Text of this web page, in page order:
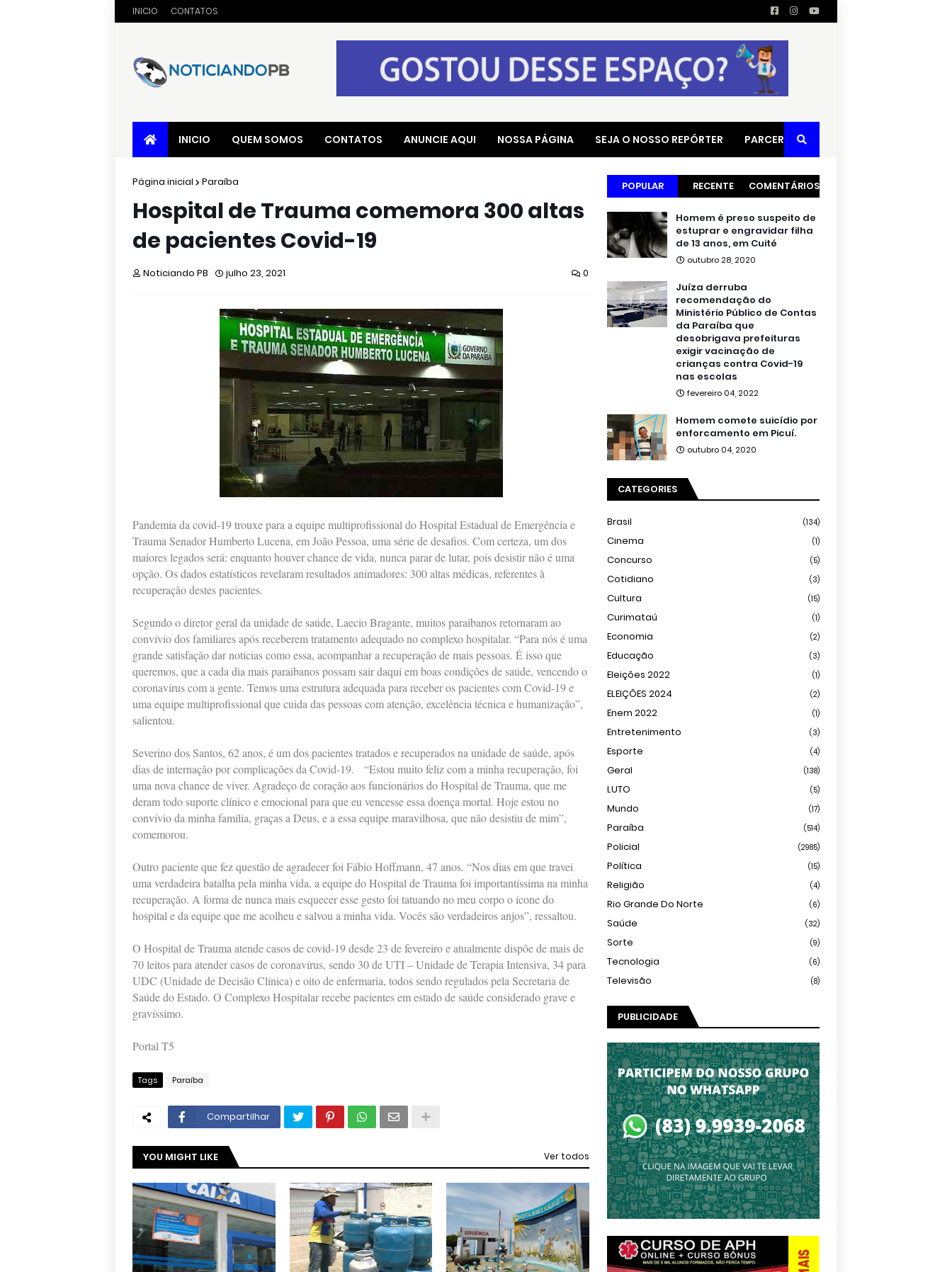
INICIO CONTATOS
INICIO QUEM SOMOS CONTATOS ANUNCIE AQUI NOSSA PÁGINA SEJA O NOSSO REPÓRTER PARCERIAS
Página inicial Paraíba
Hospital de Trauma comemora 300 altas
de pacientes Covid-19
Noticiando PB julho 23, 2021 0
Pandemia da covid-19 trouxe para a equipe multiprofissional do Hospital Estadual de Emergência e
Trauma Senador Humberto Lucena, em João Pessoa, uma série de desafios. Com certeza, um dos
maiores legados será: enquanto houver chance de vida, nunca parar de lutar, pois desistir não é uma
opção. Os dados estatísticos revelaram resultados animadores: 300 altas médicas, referentes à
recuperação destes pacientes.
Segundo o diretor geral da unidade de saúde, Laecio Bragante, muitos paraibanos retornaram ao
convívio dos familiares após receberem tratamento adequado no complexo hospitalar. “Para nós é uma
grande satisfação dar notícias como essa, acompanhar a recuperação de mais pessoas. É isso que
queremos, que a cada dia mais paraibanos possam sair daqui em boas condições de saúde, vencendo o
coronavírus com a gente. Temos uma estrutura adequada para receber os pacientes com Covid-19 e
uma equipe multiprofissional que cuida das pessoas com atenção, excelência técnica e humanização”,
salientou.
Severino dos Santos, 62 anos, é um dos pacientes tratados e recuperados na unidade de saúde, após
dias de internação por complicações da Covid-19. “Estou muito feliz com a minha recuperação, foi
uma nova chance de viver. Agradeço de coração aos funcionários do Hospital de Trauma, que me
deram todo suporte clínico e emocional para que eu vencesse essa doença mortal. Hoje estou no
convívio da minha família, graças a Deus, e a essa equipe maravilhosa, que não desistiu de mim”,
comemorou.
Outro paciente que fez questão de agradecer foi Fábio Hoffmann, 47 anos. “Nos dias em que travei
uma verdadeira batalha pela minha vida, a equipe do Hospital de Trauma foi importantíssima na minha
recuperação. A forma de nunca mais esquecer esse gesto foi tatuando no meu corpo o ícone do
hospital e da equipe que me acolheu e salvou a minha vida. Vocês são verdadeiros anjos”, ressaltou.
O Hospital de Trauma atende casos de covid-19 desde 23 de fevereiro e atualmente dispõe de mais de
70 leitos para atender casos de coronavírus, sendo 30 de UTI – Unidade de Terapia Intensiva, 34 para
UDC (Unidade de Decisão Clínica) e oito de enfermaria, todos sendo regulados pela Secretaria de
Saúde do Estado. O Complexo Hospitalar recebe pacientes em estado de saúde considerado grave e
gravíssimo.
Portal T5
Tags Paraíba
Compartilhar
YOU MIGHT LIKE Ver todos
POPULAR RECENTE COMENTÁRIOS
Homem é preso suspeito de
estuprar e engravidar filha
de 13 anos, em Cuité
outubro 28, 2020
Juíza derruba
recomendação do
Ministério Público de Contas
da Paraíba que
desobrigava prefeituras
exigir vacinação de
crianças contra Covid-19
nas escolas
fevereiro 04, 2022
Homem comete suicídio por
enforcamento em Picuí.
outubro 04, 2020
CATEGORIES
Brasil (134)
Cinema (1)
Concurso (5)
Cotidiano (3)
Cultura (15)
Curimataú (1)
Economia (2)
Educação (3)
Eleições 2022 (1)
ELEIÇÕES 2024 (2)
Enem 2022 (1)
Entretenimento (3)
Esporte (4)
Geral (138)
LUTO (5)
Mundo (17)
Paraíba (514)
Policial (2985)
Política (15)
Religião (4)
Rio Grande Do Norte (6)
Saúde (32)
Sorte (9)
Tecnologia (6)
Televisão (8)
PUBLICIDADE